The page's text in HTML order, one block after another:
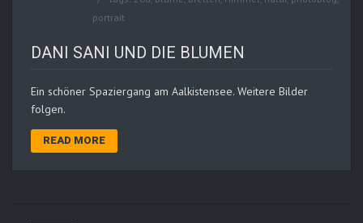
portrait
DANI SANI UND DIE BLUMEN
Ein schöner Spaziergang am Aalkistensee. Weitere Bilder
folgen.
READ MORE